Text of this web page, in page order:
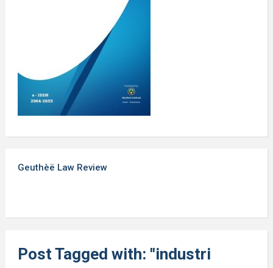
Geuthèë Law Review
Post Tagged with: "industri